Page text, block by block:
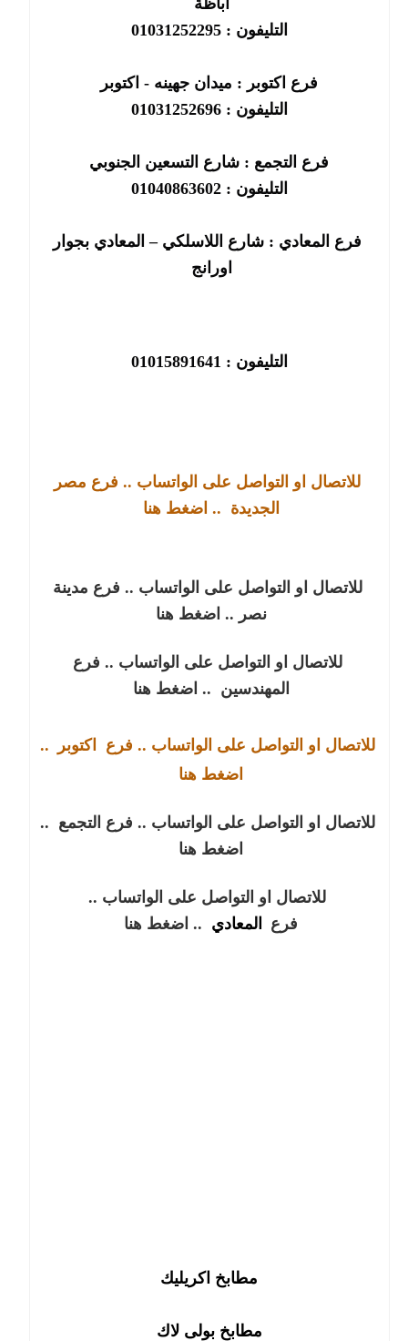
التليفون : 01031252295
فرع اكتوبر : ميدان جهينه - اكتوبر
التليفون : 01031252696
فرع التجمع : شارع التسعين الجنوبي
التليفون : 01040863602
فرع المعادي : شارع اللاسلكي – المعادي بجوار
اورانج
التليفون : 01015891641
للاتصال او التواصل على الواتساب .. فرع مصر
الجديدة .. اضغط هنا
للاتصال او التواصل على الواتساب .. فرع مدينة
نصر .. اضغط هنا
للاتصال او التواصل على الواتساب .. فرع
المهندسين .. اضغط هنا
للاتصال او التواصل على الواتساب .. فرع اكتوبر
..
اضغط هنا
للاتصال او التواصل على الواتساب .. فرع التجمع ..
اضغط هنا
للاتصال او التواصل على الواتساب ..
فرع
المعادي .. اضغط هنا
مطابخ اكريليك
مطابخ بولى لاك